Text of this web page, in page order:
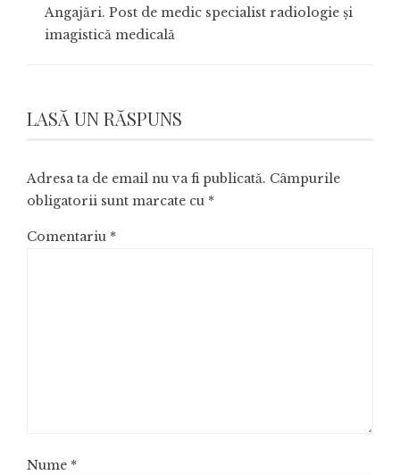
Angajări. Post de medic specialist radiologie și
imagistică medicală
LASĂ UN RĂSPUNS
Adresa ta de email nu va fi publicată. Câmpurile
obligatorii sunt marcate cu *
Comentariu *
Nume *